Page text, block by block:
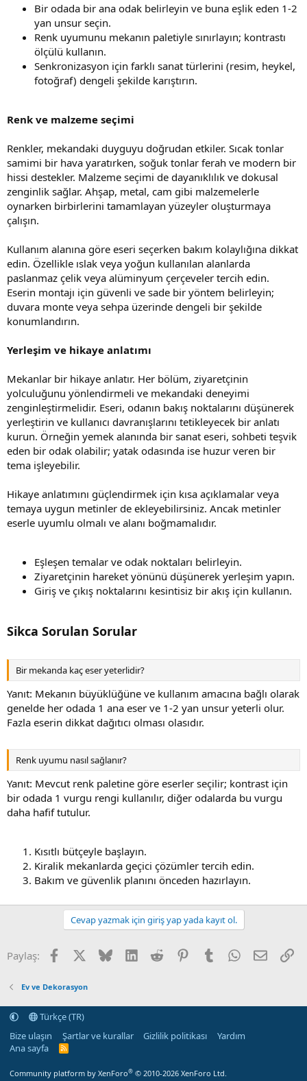
Bir odada bir ana odak belirleyin ve buna eşlik eden 1-2
yan unsur seçin.
Renk uyumunu mekanın paletiyle sınırlayın; kontrastı
ölçülü kullanın.
Senkronizasyon için farklı sanat türlerini (resim, heykel,
fotoğraf) dengeli şekilde karıştırın.
Renk ve malzeme seçimi
Renkler, mekandaki duyguyu doğrudan etkiler. Sıcak tonlar
samimi bir hava yaratırken, soğuk tonlar ferah ve modern bir
hissi destekler. Malzeme seçimi de dayanıklılık ve dokusal
zenginlik sağlar. Ahşap, metal, cam gibi malzemelerle
oynarken birbirlerini tamamlayan yüzeyler oluşturmaya
çalışın.
Kullanım alanına göre eseri seçerken bakım kolaylığına dikkat
edin. Özellikle ıslak veya yoğun kullanılan alanlarda
paslanmaz çelik veya alüminyum çerçeveler tercih edin.
Eserin montajı için güvenli ve sade bir yöntem belirleyin;
duvara monte veya sehpa üzerinde dengeli bir şekilde
konumlandırın.
Yerleşim ve hikaye anlatımı
Mekanlar bir hikaye anlatır. Her bölüm, ziyaretçinin
yolculuğunu yönlendirmeli ve mekandaki deneyimi
zenginleştirmelidir. Eseri, odanın bakış noktalarını düşünerek
yerleştirin ve kullanıcı davranışlarını tetikleyecek bir anlatı
kurun. Örneğin yemek alanında bir sanat eseri, sohbeti teşvik
eden bir odak olabilir; yatak odasında ise huzur veren bir
tema işleyebilir.
Hikaye anlatımını güçlendirmek için kısa açıklamalar veya
temaya uygun metinler de ekleyebilirsiniz. Ancak metinler
eserle uyumlu olmalı ve alanı boğmamalıdır.
Eşleşen temalar ve odak noktaları belirleyin.
Ziyaretçinin hareket yönünü düşünerek yerleşim yapın.
Giriş ve çıkış noktalarını kesintisiz bir akış için kullanın.
Sikca Sorulan Sorular
Bir mekanda kaç eser yeterlidir?
Yanıt: Mekanın büyüklüğüne ve kullanım amacına bağlı olarak
genelde her odada 1 ana eser ve 1-2 yan unsur yeterli olur.
Fazla eserin dikkat dağıtıcı olması olasıdır.
Renk uyumu nasıl sağlanır?
Yanıt: Mevcut renk paletine göre eserler seçilir; kontrast için
bir odada 1 vurgu rengi kullanılır, diğer odalarda bu vurgu
daha hafif tutulur.
Kısıtlı bütçeyle başlayın.
Kiralik mekanlarda geçici çözümler tercih edin.
Bakım ve güvenlik planını önceden hazırlayın.
Cevap yazmak için giriş yap yada kayıt ol.
Paylaş: FacebookX (Twitter)
BlueskyLinkedInReddit PinterestTumblr WhatsApp
E-posta
Ev ve Dekorasyon
Türkçe (TR)
Bize ulaşın
Şartlar ve kurallar Gizlilik politikası
Yardım
Ana sayfa
R
Community platform by XenForo® © 2010-2026 XenForo Ltd.